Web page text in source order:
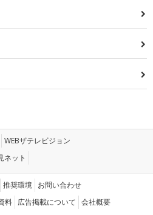
WEBザテレビジョン
ネット
推奨環境 お問い合わせ
料 広告掲載について 会社概要